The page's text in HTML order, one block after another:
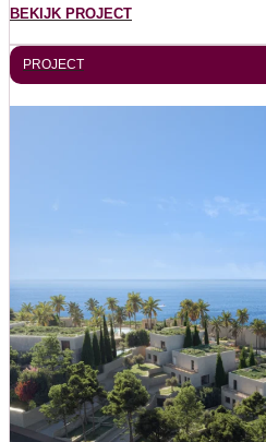
BEKIJK PROJECT
PROJECT